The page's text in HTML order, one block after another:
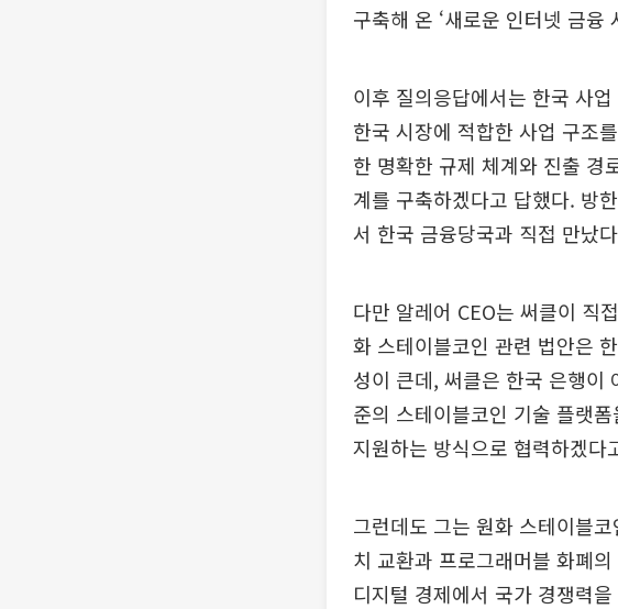
구축해 온 ‘새로운 인터넷 금융
이후 질의응답에서는 한국 사
한국 시장에 적합한 사업 구조
한 명확한 규제 체계와 진출 경
계를 구축하겠다고 답했다. 방
서 한국 금융당국과 직접 만났
다만 알레어 CEO는 써클이 직
화 스테이블코인 관련 법안은
성이 큰데, 써클은 한국 은행이
준의 스테이블코인 기술 플랫
지원하는 방식으로 협력하겠다
그런데도 그는 원화 스테이블
치 교환과 프로그래머블 화폐
디지털 경제에서 국가 경쟁력